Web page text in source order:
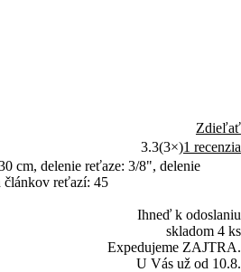
Zdieľať
3.3(3×)1 recenzia
cm, delenie reťaze: 3/8", delenie
článkov reťazí: 45
Ihneď k odoslaniu
skladom 4 ks
Expedujeme ZAJTRA.
U Vás už od 10.8.